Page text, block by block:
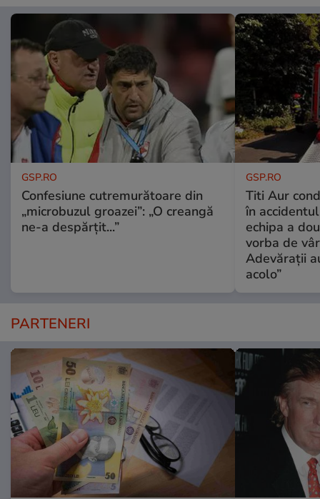
GSP.RO
Confesiune cutremurătoare din
„microbuzul groazei”: „O creangă
ne-a despărțit...”
GSP.RO
Titi Aur
în
echipa a
vorba de
Adevărații
acolo”
PARTENERI